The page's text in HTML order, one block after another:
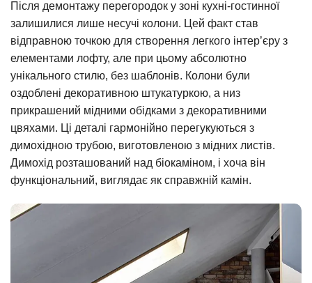
Після демонтажу перегородок у зоні кухні-гостинної
залишилися лише несучі колони. Цей факт став
відправною точкою для створення легкого інтер’єру з
елементами лофту, але при цьому абсолютно
унікального стилю, без шаблонів. Колони були
оздоблені декоративною штукатуркою, а низ
прикрашений мідними обідками з декоративними
цвяхами. Ці деталі гармонійно перегукуються з
димохідною трубою, виготовленою з мідних листів.
Димохід розташований над біокаміном, і хоча він
функціональний, виглядає як справжній камін.